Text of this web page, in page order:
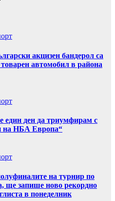
акцизен бандерол са
автомобил в района
ден да триумфирам с
на НБА Европа“
на турнир по
ще запише ново рекордно
в понеделник